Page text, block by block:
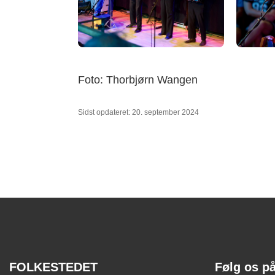
Foto: Thorbjørn Wangen
Sidst opdateret: 20. september 2024
FOLKESTEDET Følg os